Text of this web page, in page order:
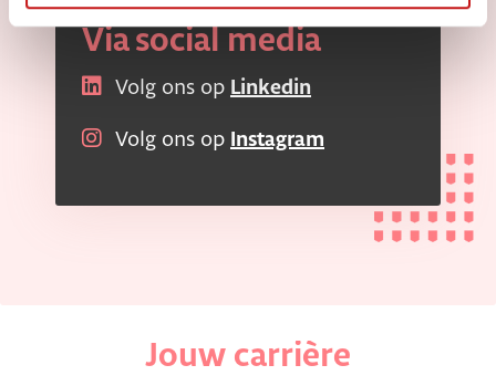
Via social media
Volg ons op Linkedin
Volg ons op Instagram
Jouw carrière